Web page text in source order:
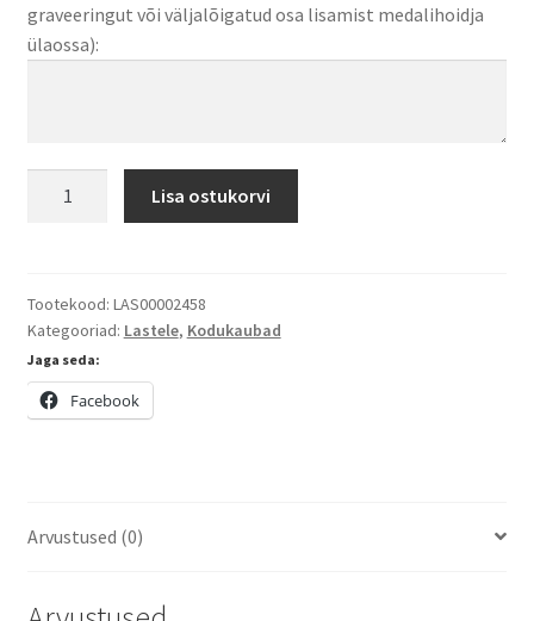
graveeringut või väljalõigatud osa lisamist medalihoidja
ülaossa):
Lisa ostukorvi
Tootekood: LAS00002458
Kategooriad: Lastele, Kodukaubad
Jaga seda:
Facebook
Arvustused (0)